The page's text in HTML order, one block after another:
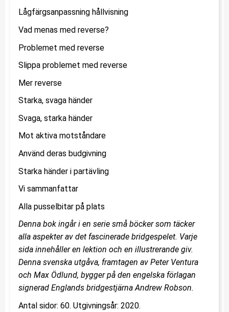
Lågfärgsanpassning hållvisning
Vad menas med reverse?
Problemet med reverse
Slippa problemet med reverse
Mer reverse
Starka, svaga händer
Svaga, starka händer
Mot aktiva motståndare
Använd deras budgivning
Starka händer i partävling
Vi sammanfattar
Alla pusselbitar på plats
Denna bok ingår i en serie små böcker som täcker
alla aspekter av det fascinerade bridgespelet. Varje
sida innehåller en lektion och en illustrerande giv.
Denna svenska utgåva, framtagen av Peter Ventura
och Max Ödlund, bygger på den engelska förlagan
signerad Englands bridgestjärna Andrew Robson.
Antal sidor: 60. Utgivningsår: 2020.